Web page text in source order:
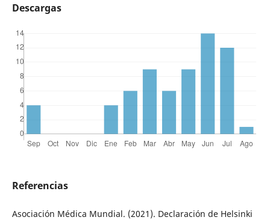
Descargas
Referencias
Asociación Médica Mundial. (2021). Declaración de Helsinki